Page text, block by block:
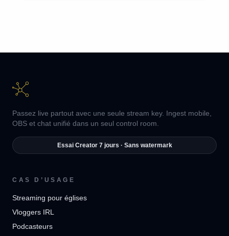
Passez live partout avec une seule stream key. Ingest mobile,
OBS et chat unifié dans un seul control room.
Essai Creator 7 jours · Sans watermark
CAS D’USAGE
Streaming pour églises
Vloggers IRL
Podcasteurs